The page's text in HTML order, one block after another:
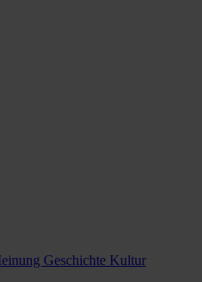
Geschichte Kultur